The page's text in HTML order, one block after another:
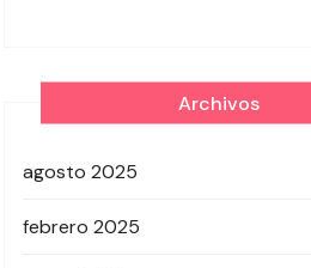
Archivos
agosto 2025
febrero 2025